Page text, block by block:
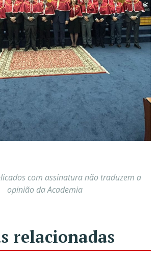
com assinatura não traduzem a
opinião da Academia
relacionadas